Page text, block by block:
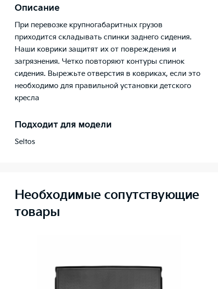
Описание
При перевозке крупногабаритных грузов
приходится складывать спинки заднего сидения.
Наши коврики защитят их от повреждения и
загрязнения. Четко повторяют контуры спинок
сидения. Вырежьте отверстия в ковриках, если это
необходимо для правильной установки детского
кресла
Подходит для модели
Seltos
Необходимые сопутствующие
товары